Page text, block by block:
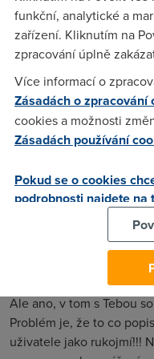
Kdepak uplatky. CTU je
statnich organu (onech
tehle kombinace cekal?
Salieri(11.2.2004 21:12:31)
Jak se říká: Vrána k vráně
LaqueR(11.2.2004
Ale ano, v tom s Tebou
Problém je, že to co
uživatele jako rukojmí!!!
funkční, analytické a
zařízení. Kliknutím na
zpracování úplně
Více informací o
Zásadách o zpracování
cookies a možnosti
Zásadách používání
Pokud se o cookies
podrobnosti najdete na